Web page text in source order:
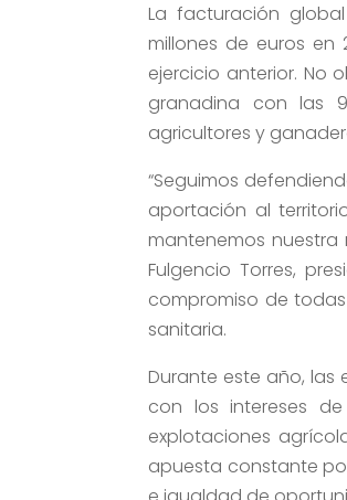
La facturación
millones de euros en
ejercicio anterior. No
granadina con las
agricultores y
“Seguimos
aportación al
mantenemos nuestra
Fulgencio Torres,
compromiso de
sanitaria.
Durante este año,
con los intereses
explotaciones
apuesta constante